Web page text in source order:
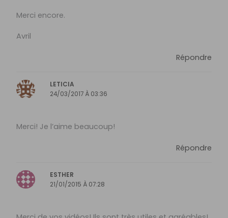
Merci encore.
Avril
Répondre
LETICIA
24/03/2017 À 03:36
Merci! Je l’aime beaucoup!
Répondre
ESTHER
21/01/2015 À 07:28